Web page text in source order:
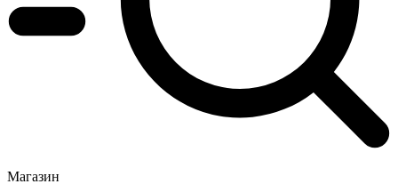
Магазин